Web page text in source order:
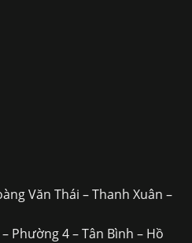
Văn Thái – Thanh Xuân –
Phường 4 – Tân Bình – Hồ